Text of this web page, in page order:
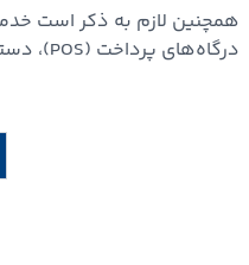
همچنین لازم به ذکر است